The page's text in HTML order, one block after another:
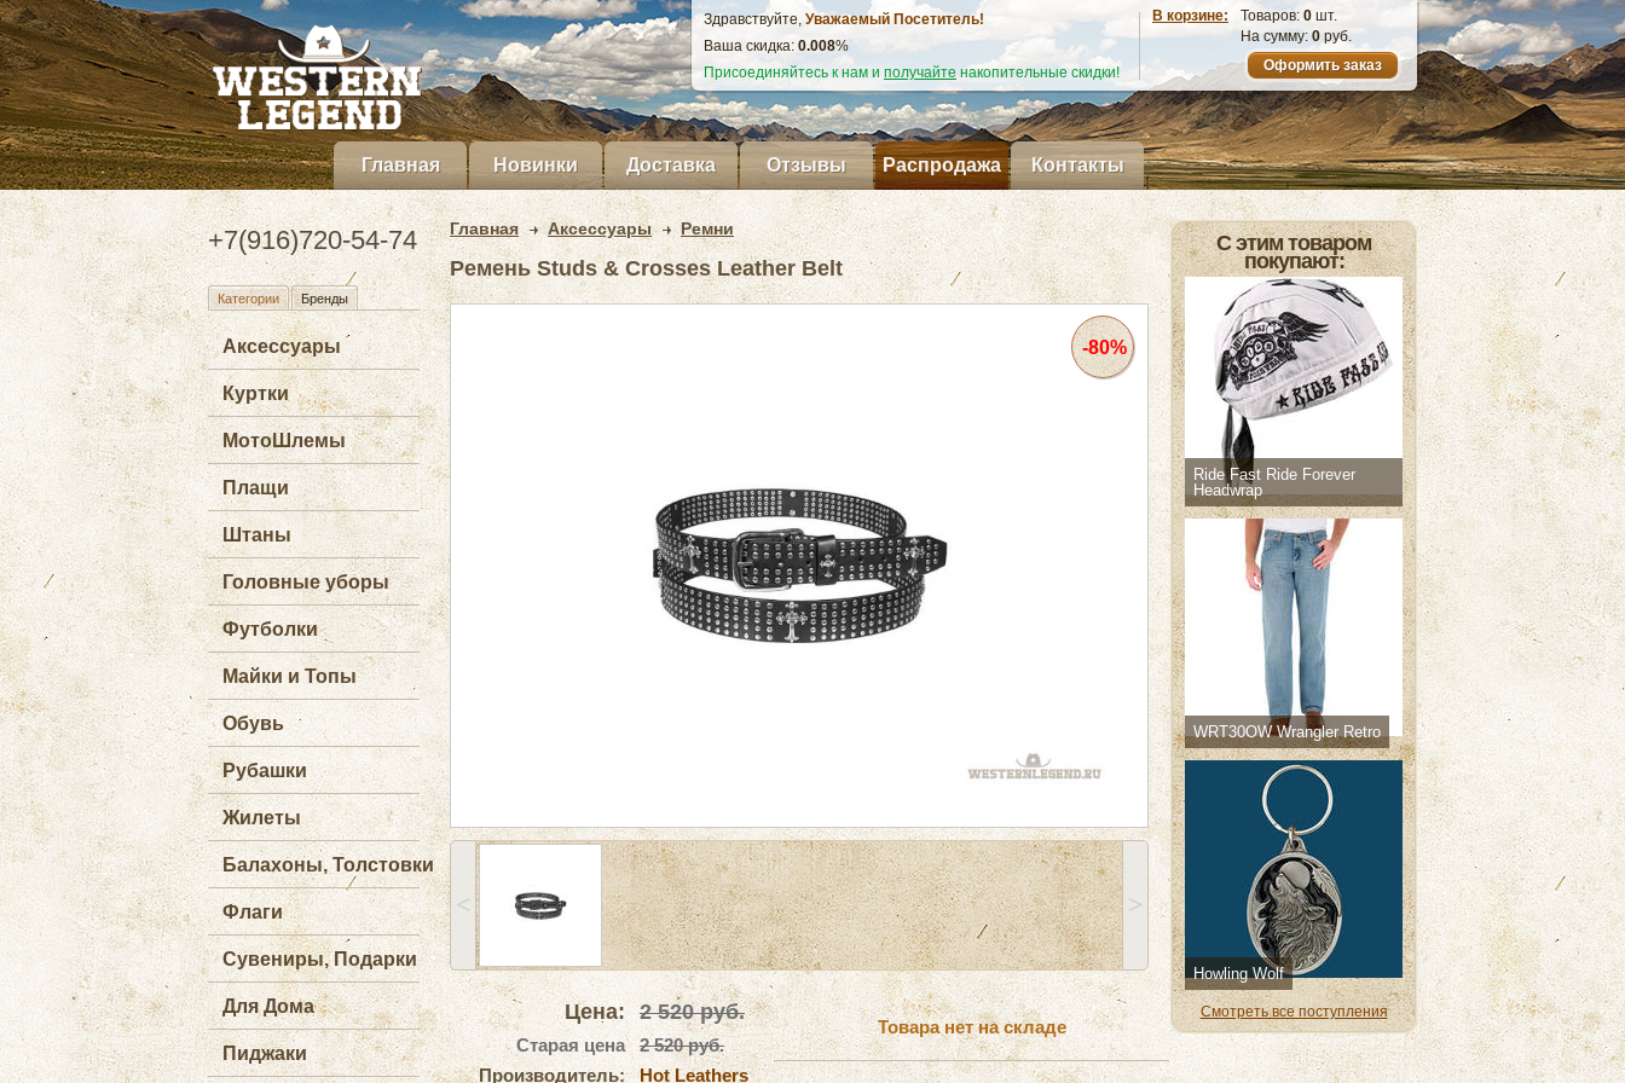
Здравствуйте, Уважаемый Посетитель!
Ваша скидка: 0.009%
Присоединяйтесь к нам и получайте накопительные скидки!
В корзине: Товаров: 0 шт.
На сумму: 0 руб.
Оформить заказ
Главная Новинки Доставка Отзывы Распродажа Контакты
+7(916)720-54-74
Категории Бренды
Аксессуары
Куртки
МотоШлемы
Плащи
Штаны
Головные уборы
Футболки
Майки и Топы
Обувь
Рубашки
Жилеты
Балахоны, Толстовки
Флаги
Сувениры, Подарки
Для Дома
Пиджаки
Главная Аксессуары Ремни
Ремень Studs & Crosses Leather Belt
-80%
˂ ˃
Цена: 2 520руб.
Старая цена
2 520 руб.
Производитель:
Hot Leathers
Товара нет на складе
С этим товаром
покупают:
Ride Fast Ride Forever
Headwrap
WRT30OW Wrangler Retro
Howling Wolf
Смотреть все поступления